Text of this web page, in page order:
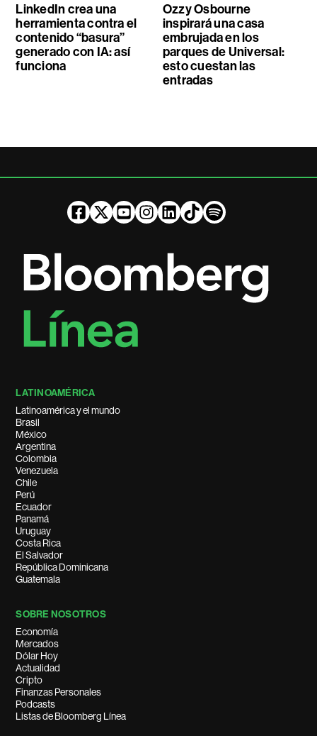
LinkedIn crea una
herramienta contra el
contenido “basura”
generado con IA: así
funciona
Ozzy Osbourne
inspirará una casa
embrujada en los
parques de Universal:
esto cuestan las
entradas
LATINOAMÉRICA
Latinoamérica y el mundo
Brasil
México
Argentina
Colombia
Venezuela
Chile
Perú
Ecuador
Panamá
Uruguay
Costa Rica
El Salvador
República Dominicana
Guatemala
SOBRE NOSOTROS
Economía
Mercados
Dólar Hoy
Actualidad
Cripto
Finanzas Personales
Podcasts
Listas de Bloomberg Línea